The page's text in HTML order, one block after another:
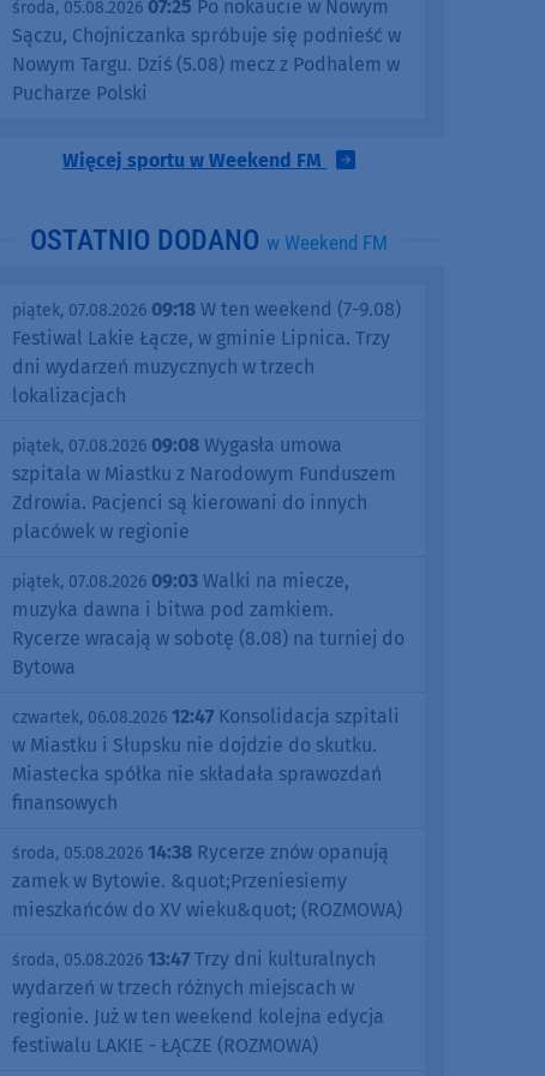
środa, 05.08.2026 07:25 Po nokaucie w Nowym
Sączu, Chojniczanka spróbuje się podnieść w
Nowym Targu. Dziś (5.08) mecz z Podhalem w
Pucharze Polski
Więcej sportu w Weekend FM
OSTATNIO DODANO w Weekend FM
piątek, 07.08.2026 09:18 W ten weekend (7-9.08)
Festiwal Lakie Łącze, w gminie Lipnica. Trzy
dni wydarzeń muzycznych w trzech
lokalizacjach
piątek, 07.08.2026 09:08 Wygasła umowa
szpitala w Miastku z Narodowym Funduszem
Zdrowia. Pacjenci są kierowani do innych
placówek w regionie
piątek, 07.08.2026 09:03 Walki na miecze,
muzyka dawna i bitwa pod zamkiem.
Rycerze wracają w sobotę (8.08) na turniej do
Bytowa
czwartek, 06.08.2026 12:47 Konsolidacja szpitali
w Miastku i Słupsku nie dojdzie do skutku.
Miastecka spółka nie składała sprawozdań
finansowych
środa, 05.08.2026 14:38 Rycerze znów opanują
zamek w Bytowie. &quot;Przeniesiemy
mieszkańców do XV wieku&quot; (ROZMOWA)
środa, 05.08.2026 13:47 Trzy dni kulturalnych
wydarzeń w trzech różnych miejscach w
regionie. Już w ten weekend kolejna edycja
festiwalu LAKIE - ŁĄCZE (ROZMOWA)